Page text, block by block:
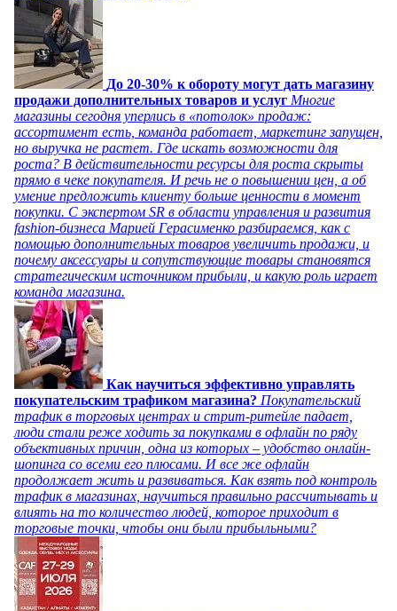
До 20-30% к обороту могут дать магазину
продажи дополнительных товаров и услуг Многие
магазины сегодня уперлись в «потолок» продаж:
ассортимент есть, команда работает, маркетинг запущен,
но выручка не растет. Где искать возможности для
роста? В действительности ресурсы для роста скрыты
прямо в чеке покупателя. И речь не о повышении цен, а об
умение предложить клиенту больше ценности в момент
покупки. С экспертом SR в области управления и развития
fashion-бизнеса Марией Герасименко разбираемся, как с
помощью дополнительных товаров увеличить продажи, и
почему аксессуары и сопутствующие товары становятся
стратегическим источником прибыли, и какую роль играет
команда магазина.
Как научиться эффективно управлять
покупательским трафиком магазина? Покупательский
трафик в торговых центрах и стрит-ритейле падает,
люди стали реже ходить за покупками в офлайн по ряду
объективных причин, одна из которых – удобство онлайн-
шопинга со всеми его плюсами. И все же офлайн
продолжает жить и развиваться. Как взять под контроль
трафик в магазинах, научиться правильно рассчитывать и
влиять на то количество людей, которое приходит в
торговые точки, чтобы они были прибыльными?